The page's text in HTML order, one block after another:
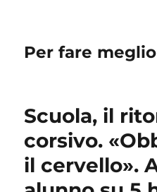
Per fare
Scuola, il
corsivo.
il cervello».